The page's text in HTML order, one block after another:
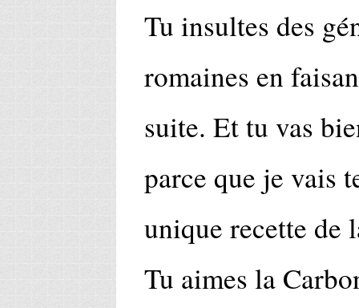
Tu insultes des
romaines en
suite. Et tu vas
parce que je vais
unique recette de
Tu aimes la